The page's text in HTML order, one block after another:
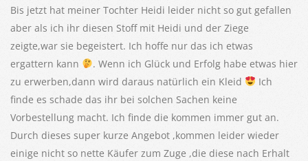
Bis jetzt hat meiner Tochter Heidi leider nicht so gut gefallen
aber als ich ihr diesen Stoff mit Heidi und der Ziege
zeigte,war sie begeistert. Ich hoffe nur das ich etwas
ergattern kann
. Wenn ich Glück und Erfolg habe etwas hier
zu erwerben,dann wird daraus natürlich ein Kleid
Ich
finde es schade das ihr bei solchen Sachen keine
Vorbestellung macht. Ich finde die kommen immer gut an.
Durch dieses super kurze Angebot ,kommen leider wieder
einige nicht so nette Käufer zum Zuge ,die diese nach Erhalt